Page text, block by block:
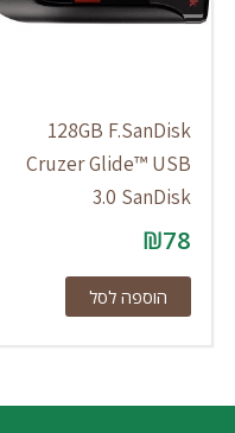
128GB F.SanDisk
Cruzer Glide™ USB
3.0 SanDisk
₪78
הוספה לסל